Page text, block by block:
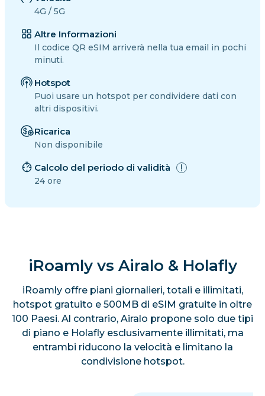
4G / 5G
Altre Informazioni
Il codice QR eSIM arriverà nella tua email in pochi
minuti.
Hotspot
Puoi usare un hotspot per condividere dati con
altri dispositivi.
Ricarica
Non disponibile
Calcolo del periodo di validità
24 ore
iRoamly vs Airalo & Holafly
iRoamly offre piani giornalieri, totali e illimitati,
hotspot gratuito e 500MB di eSIM gratuite in oltre
100 Paesi. Al contrario, Airalo propone solo due tipi
di piano e Holafly esclusivamente illimitati, ma
entrambi riducono la velocità e limitano la
condivisione hotspot.